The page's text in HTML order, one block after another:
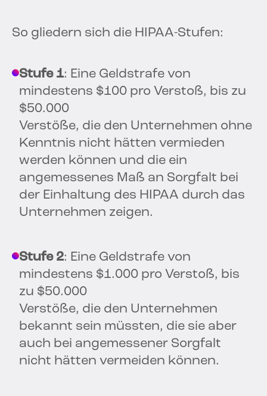
So gliedern sich die HIPAA-Stufen:
Stufe 1: Eine Geldstrafe von
mindestens $100 pro Verstoß, bis zu
$50.000
Verstöße, die den Unternehmen ohne
Kenntnis nicht hätten vermieden
werden können und die ein
angemessenes Maß an Sorgfalt bei
der Einhaltung des HIPAA durch das
Unternehmen zeigen.
Stufe 2: Eine Geldstrafe von
mindestens $1.000 pro Verstoß, bis
zu $50.000
Verstöße, die den Unternehmen
bekannt sein müssten, die sie aber
auch bei angemessener Sorgfalt
nicht hätten vermeiden können.